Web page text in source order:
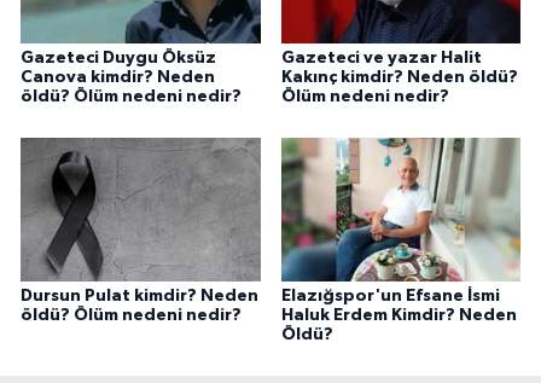
Gazeteci Duygu Öksüz
Canova kimdir? Neden
öldü? Ölüm nedeni nedir?
Gazeteci ve yazar Halit
Kakınç kimdir? Neden öldü?
Ölüm nedeni nedir?
Dursun Pulat kimdir? Neden
öldü? Ölüm nedeni nedir?
Elazığspor'un Efsane İsmi
Haluk Erdem Kimdir? Neden
Öldü?